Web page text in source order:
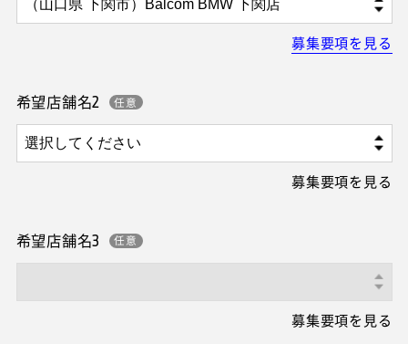
募集要項を見る
希望店舗名2
募集要項を見る
希望店舗名3
募集要項を見る